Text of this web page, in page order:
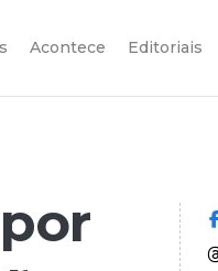
Acontece Editoriais